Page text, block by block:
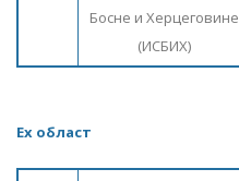
Босне и Херцеговине
(ИСБИХ)
Еx област